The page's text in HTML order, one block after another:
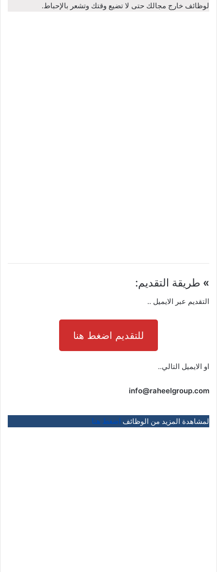
لوظائف خارج مجالك حتى لا تضيع وقتك وتشعر بالإحباط.
» طريقة التقديم:
التقديم عبر الايميل ..
للتقديم اضغط هنا
او الايميل التالي..
info@raheelgroup.com
لمشاهدة المزيد من الوظائف اضغط هنا